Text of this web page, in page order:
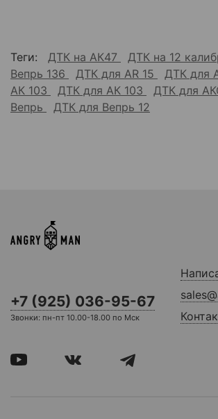
Теги: ДТК на АК47 ДТК на 12
Вепрь 136
ДТК для AR 15 ДТК для
АК 103
ДТК для АК 103 ДТК для
Вепрь
ДТК для Вепрь 12
+7 (925) 036-95-67
Звонки: пн-пт 10.00-18.00 по Мск